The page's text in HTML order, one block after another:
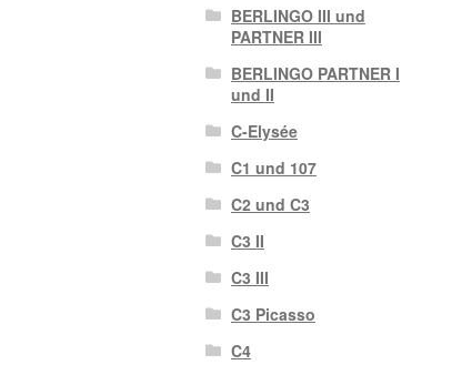
BERLINGO III und
PARTNER III
BERLINGO PARTNER I
und II
C-Elysée
C1 und 107
C2 und C3
C3 II
C3 III
C3 Picasso
C4